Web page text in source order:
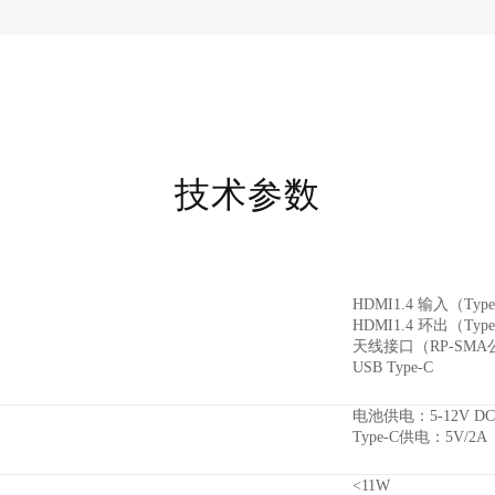
技术参数
HDMI1.4 输入（Type
HDMI1.4 环出（Type
天线接口（RP-SMA
USB Type-C
电池供电：5-12V DC
Type-C供电：5V/2A
<11W